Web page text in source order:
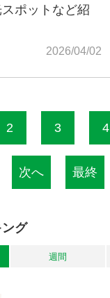
ポットなど紹
2026/04/02
2 3 4
次へ 最終
グ
週間